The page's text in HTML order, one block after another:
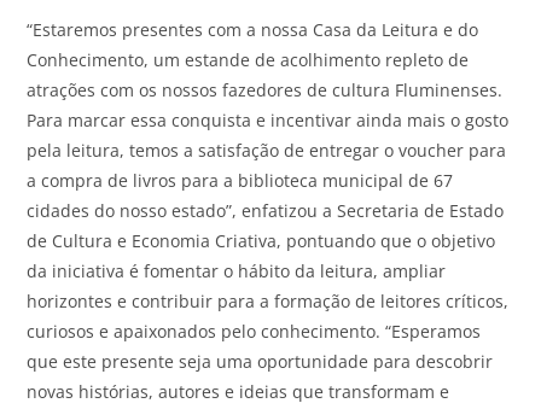
“Estaremos presentes com a nossa Casa da Leitura e do
Conhecimento, um estande de acolhimento repleto de
atrações com os nossos fazedores de cultura Fluminenses.
Para marcar essa conquista e incentivar ainda mais o gosto
pela leitura, temos a satisfação de entregar o voucher para
a compra de livros para a biblioteca municipal de 67
cidades do nosso estado”, enfatizou a Secretaria de Estado
de Cultura e Economia Criativa, pontuando que o objetivo
da iniciativa é fomentar o hábito da leitura, ampliar
horizontes e contribuir para a formação de leitores críticos,
curiosos e apaixonados pelo conhecimento. “Esperamos
que este presente seja uma oportunidade para descobrir
novas histórias, autores e ideias que transformam e